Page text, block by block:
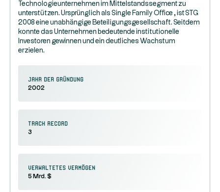
Technologieunternehmen im Mittelstandssegment zu
unterstützen. Ursprünglich als Single Family Office , ist STG
2008 eine unabhängige Beteiligungsgesellschaft. Seitdem
konnte das Unternehmen bedeutende institutionelle
Investoren gewinnen und ein deutliches Wachstum
erzielen.
Jahr der Gründung
2002
Track Record
3
Verwaltetes Vermögen
5 Mrd. $